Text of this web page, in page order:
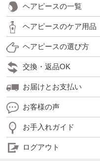
ヘアピースの一覧
ヘアピースのケア用品
ヘアピースの選び方
交換・返品OK
お届けとお支払い
お客様の声
お手入れガイド
ログアウト